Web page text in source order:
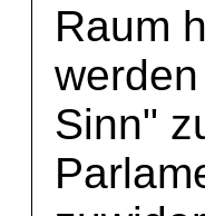
Raum
Sinn"